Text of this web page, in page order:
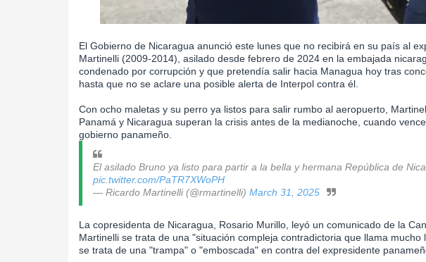
El Gobierno de Nicaragua anunció este lunes que no recibirá en su país al
Martinelli (2009-2014), asilado desde febrero de 2024 en la embajada
condenado por corrupción y que pretendía salir hacia Managua hoy tras
hasta que no se aclare una posible alerta de Interpol contra él.
Con ocho maletas y su perro ya listos para salir rumbo al aeropuerto,
Panamá y Nicaragua superan la crisis antes de la medianoche, cuando
gobierno panameño.
El asilado Bruno ya listo para partir a la bella y hermana República de
pic.twitter.com/PaTR7XWoPH
— Ricardo Martinelli (@rmartinelli) March 31, 2025
La copresidenta de Nicaragua, Rosario Murillo, leyó un comunicado de la
Martinelli se trata de una "situación compleja contradictoria que llama
se trata de una "trampa" o "emboscada" en contra del expresidente